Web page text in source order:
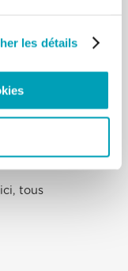
les détails
— et vous
au cours
tous